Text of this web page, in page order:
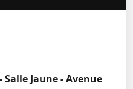
Salle Jaune - Avenue